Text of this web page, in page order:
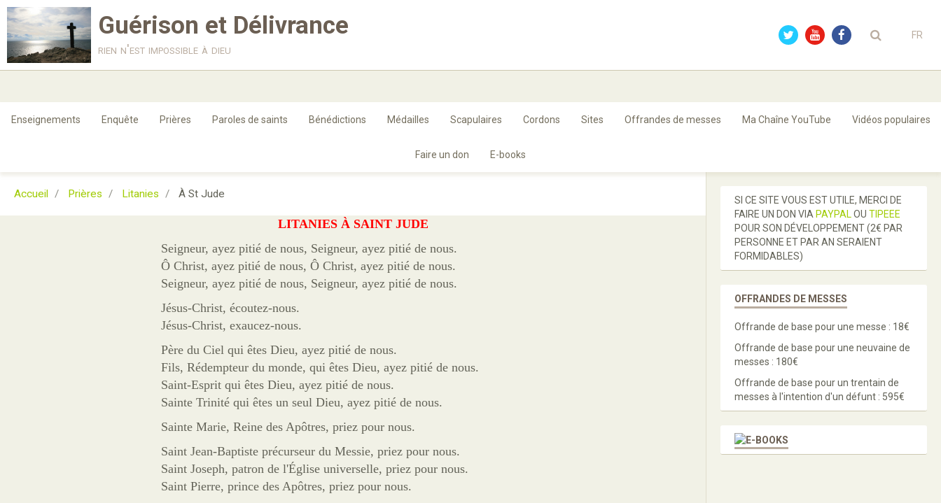
Guérison et Délivrance
rien n'est impossible à dieu
FR
Enseignements Enquête Prières Paroles de saints Bénédictions Médailles Scapulaires Cordons Sites Offrandes de messes Ma Chaîne YouTube Vidéos populaires
Faire un don E-books
Accueil Prières Litanies À St Jude
LITANIES À SAINT JUDE
Seigneur, ayez pitié de nous, Seigneur, ayez pitié de nous.
Ô Christ, ayez pitié de nous, Ô Christ, ayez pitié de nous.
Seigneur, ayez pitié de nous, Seigneur, ayez pitié de nous.
Jésus-Christ, écoutez-nous.
Jésus-Christ, exaucez-nous.
Père du Ciel qui êtes Dieu, ayez pitié de nous.
Fils, Rédempteur du monde, qui êtes Dieu, ayez pitié de nous.
Saint-Esprit qui êtes Dieu, ayez pitié de nous.
Sainte Trinité qui êtes un seul Dieu, ayez pitié de nous.
Sainte Marie, Reine des Apôtres, priez pour nous.
Saint Jean-Baptiste précurseur du Messie, priez pour nous.
Saint Joseph, patron de l'Église universelle, priez pour nous.
Saint Pierre, prince des Apôtres, priez pour nous.
SI CE SITE VOUS EST UTILE, MERCI DE
FAIRE UN DON VIA PAYPAL OU TIPEEE
POUR SON DÉVELOPPEMENT (2€ PAR
PERSONNE ET PAR AN SERAIENT
FORMIDABLES)
OFFRANDES DE MESSES
Offrande de base pour une messe : 18€
Offrande de base pour une neuvaine de
messes : 180€
Offrande de base pour un trentain de
messes à l'intention d'un défunt : 595€